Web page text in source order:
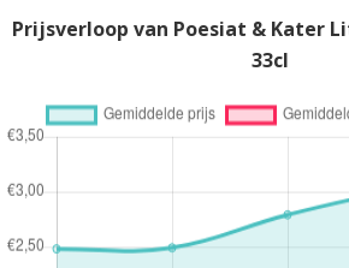
Prijsverloop van Poesiat & Kater
33cl